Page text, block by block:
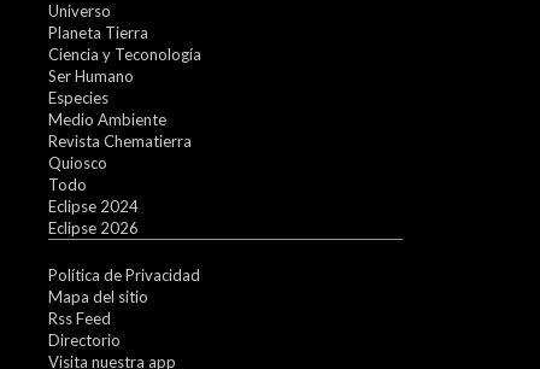
Universo
Planeta Tierra
Ciencia y Teconología
Ser Humano
Especies
Medio Ambiente
Revista Chematierra
Quiosco
Todo
Eclipse 2024
Eclipse 2026
Política de Privacidad
Mapa del sitio
Rss Feed
Directorio
Visita nuestra app